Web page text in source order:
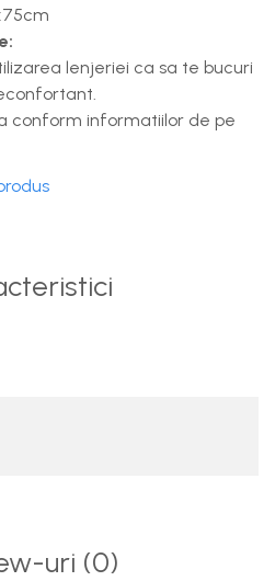
lenjeriei ca sa te bucuri
conform informatiilor de pe
uri (0)